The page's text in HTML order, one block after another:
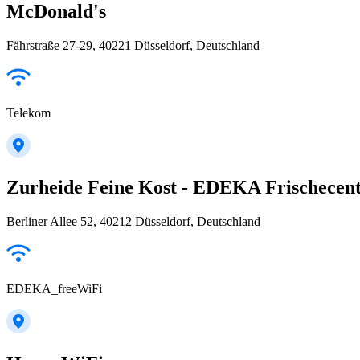
McDonald's
Fährstraße 27-29, 40221 Düsseldorf, Deutschland
Telekom
Zurheide Feine Kost - EDEKA
Berliner Allee 52, 40212 Düsseldorf, Deutschland
EDEKA_freeWiFi